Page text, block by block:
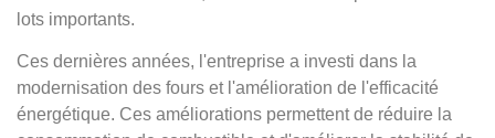
lots importants.
Ces dernières années, l'entreprise a investi dans la
modernisation des fours et l'amélioration de l'efficacité
énergétique. Ces améliorations permettent de réduire la